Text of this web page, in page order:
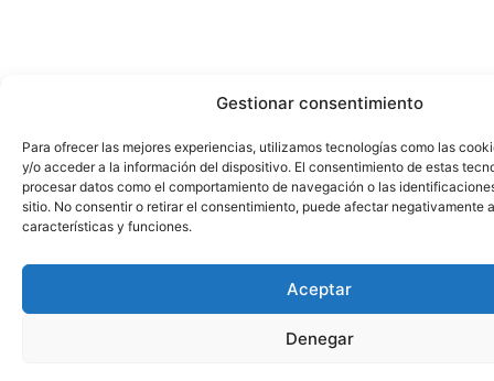
Gestionar consentimiento
Para ofrecer las mejores experiencias, utilizamos tecnologías como las
y/o acceder a la información del dispositivo. El consentimiento de estas
procesar datos como el comportamiento de navegación o las
sitio. No consentir o retirar el consentimiento, puede afectar negativamente
características y funciones.
Aceptar
Denegar